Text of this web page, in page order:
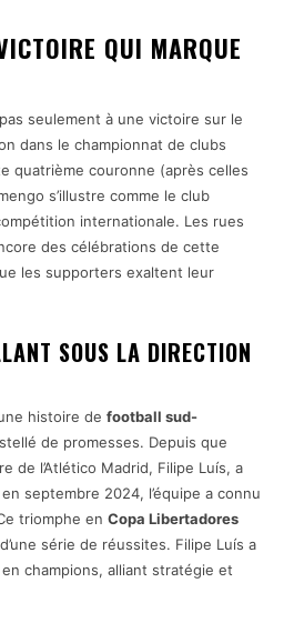
QUI MARQUE
seulement à une victoire sur le
dans le championnat de clubs
quatrième couronne (après celles
s’illustre comme le club
internationale. Les rues
des célébrations de cette
les supporters exaltent leur
SOUS LA DIRECTION
histoire de football sud-
de promesses. Depuis que
de l’Atlético Madrid, Filipe Luís, a
septembre 2024, l’équipe a connu
triomphe en Copa Libertadores
série de réussites. Filipe Luís a
champions, alliant stratégie et